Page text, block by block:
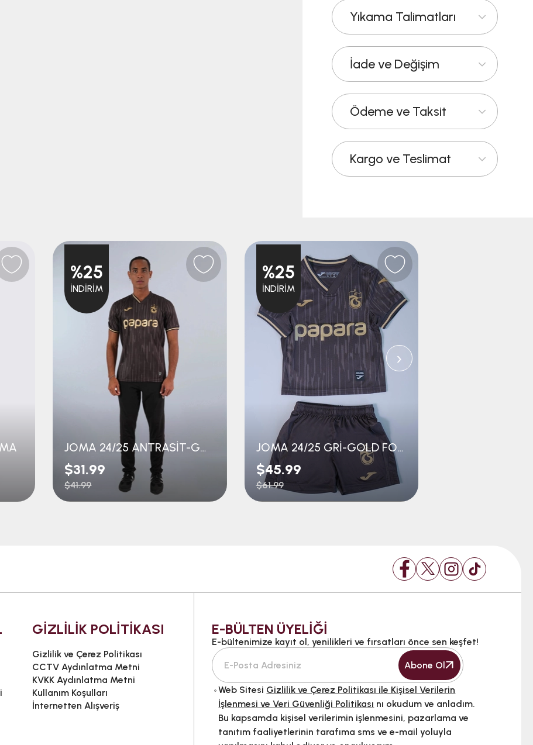
Yıkama Talimatları
İade ve Değişim
Ödeme ve Taksit
Kargo ve Teslimat
JOMA 24/25 ANTRASİT-GOLD FORMA
$31.99
$41.99
%25
İNDIRIM
JOMA 24/25 GRİ-GOLD FORMA BEBE SET
$45.99
$61.99
%25
İNDIRIM
›
GİZLİLİK POLİTİKASI
Gizlilik ve Çerez Politikası
CCTV Aydınlatma Metni
KVKK Aydınlatma Metni
Kullanım Koşulları
İnternetten Alışveriş
E-BÜLTEN ÜYELİĞİ
E-bültenimize kayıt ol, yenilikleri ve fırsatları önce sen keşfet!
Abone Ol
Web Sitesi Gizlilik ve Çerez Politikası ile Kişisel Verilerin
İşlenmesi ve Veri Güvenliği Politikası nı okudum ve anladım.
Bu kapsamda kişisel verilerimin işlenmesini, pazarlama ve
tanıtım faaliyetlerinin tarafıma sms ve e-mail yoluyla